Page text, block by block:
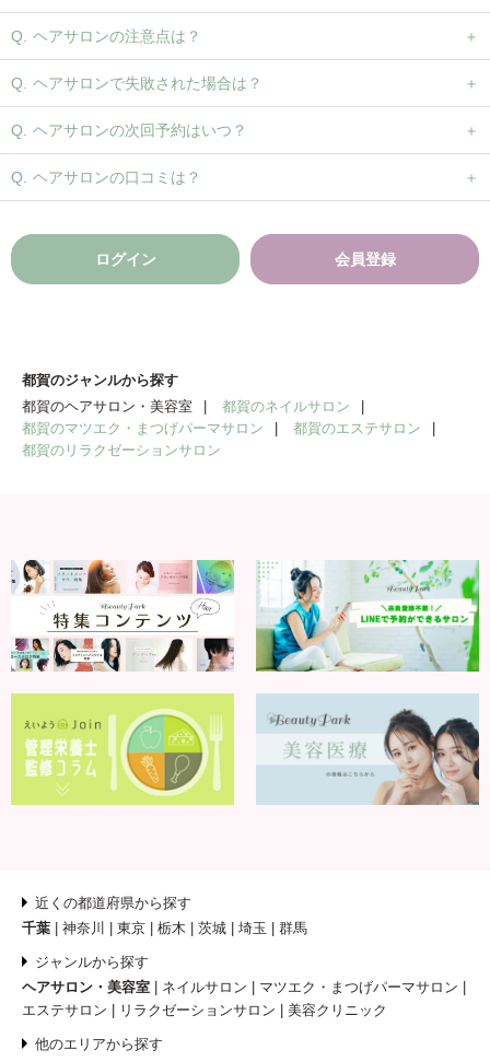
ヘアサロンの注意点は？
ヘアサロンで失敗された場合は？
ヘアサロンの次回予約はいつ？
ヘアサロンの口コミは？
ログイン 会員登録
都賀のジャンルから探す
都賀のヘアサロン・美容室
都賀のネイルサロン
都賀のマツエク・まつげパーマサロン
都賀のエステサロン
都賀のリラクゼーションサロン
近くの都道府県から探す
千葉
神奈川 東京 栃木 茨城 埼玉 群馬
ジャンルから探す
ヘアサロン・美容室
ネイルサロン
マツエク・まつげパーマサロン
エステサロン
リラクゼーションサロン 美容クリニック
他のエリアから探す